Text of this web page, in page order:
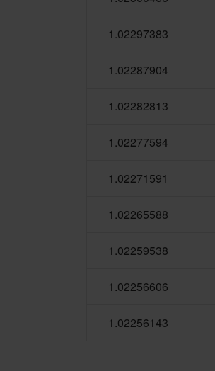
1.02297383
1.02287904
1.02282813
1.02277594
1.02271591
1.02265588
1.02259538
1.02256606
1.02256143